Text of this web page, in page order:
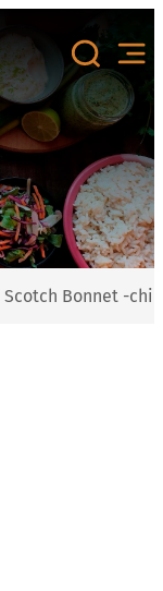
Scotch Bonnet -